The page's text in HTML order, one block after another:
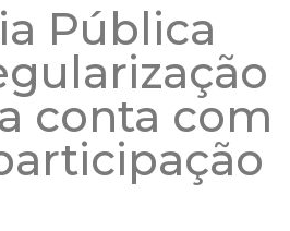
Pública
conta com